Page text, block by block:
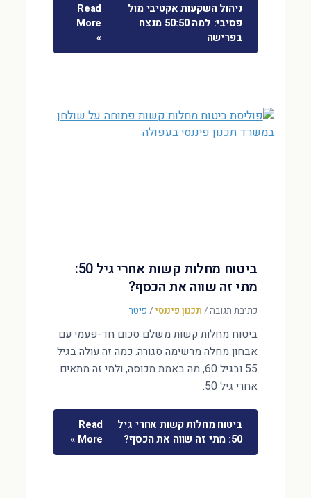
ניהול השקעות אקטיבי מול
פסיבי: למה 50:50 מנצח
בפרישה
Read
More
»
ביטוח מחלות קשות אחרי גיל 50:
מתי זה שווה את הכסף?
כתיבת תגובה/ תכנון פיננסי/ פיטר
ביטוח מחלות קשות משלם סכום חד-פעמי עם
אבחון מחלה מרשימה סגורה. כמה זה עולה בגיל
55 ובגיל 60, מה באמת מכוסה, ולמי זה מתאים
אחרי גיל 50.
ביטוח מחלות קשות אחרי גיל
50: מתי זה שווה את הכסף?
Read
More »